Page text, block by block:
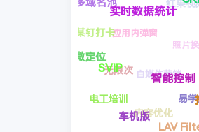
智能
SVIP
车机版
LAV Filters
智能跳过
企微定位
电工培训
内容优化
易学排盘
考证
无限次
自媒体营销
微营销
应用内弹窗